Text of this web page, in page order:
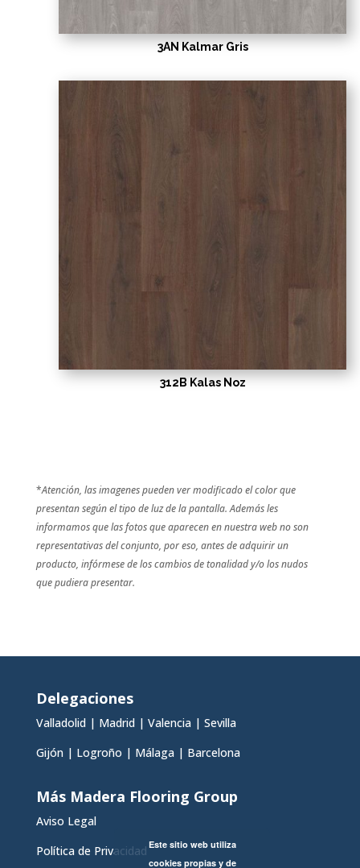
3AN Kalmar Gris
312B Kalas Noz
*Atención, las imagenes pueden ver modificado el color que
presentan según el tipo de luz de la pantalla. Además les
informamos que las fotos que aparecen en nuestra web no son
representativas del conjunto, por eso, antes de adquirir un
producto, infórmese de los cambios de tonalidad y/o los nudos
que pudiera presentar.
Delegaciones
Valladolid| Madrid| Valencia| Sevilla
Gijón| Logroño | Málaga| Barcelona
Más Madera Flooring Group
Aviso Legal
Política de Privacidad Este sitio web utiliza
cookies propias y de